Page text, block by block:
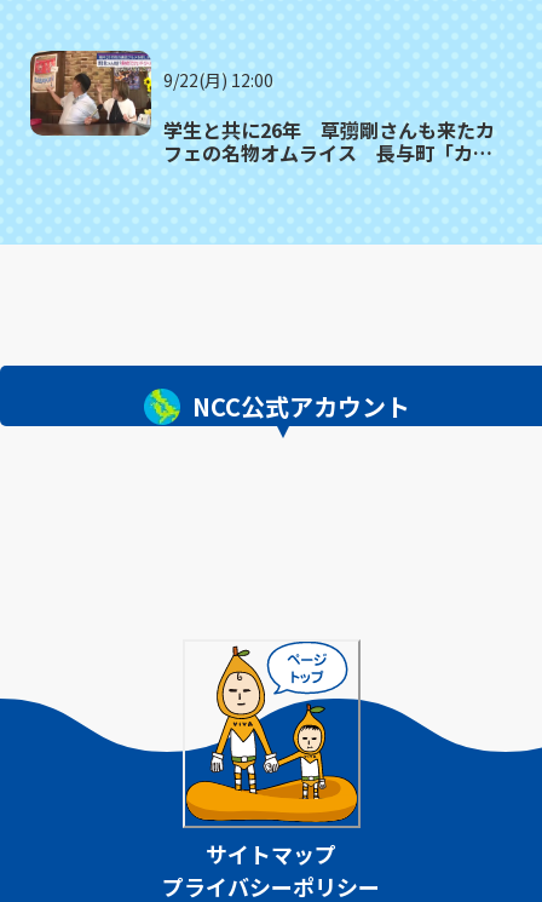
9/22(月) 12:00
学生と共に26年 草彅剛さんも来たカ
フェの名物オムライス 長与町「カフ
NCC公式アカウント
サイトマップ
プライバシーポリシー